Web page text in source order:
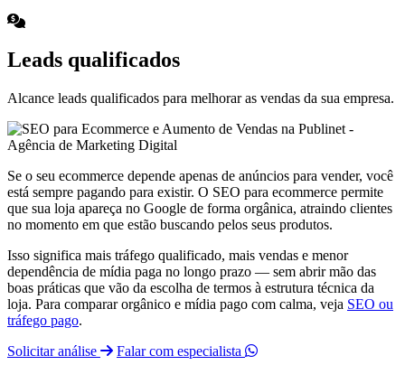
Leads qualificados
Alcance leads qualificados para melhorar as vendas da sua empresa.
Se o seu ecommerce depende apenas de anúncios para vender, você
está sempre pagando para existir. O SEO para ecommerce permite
que sua loja apareça no Google de forma orgânica, atraindo clientes
no momento em que estão buscando pelos seus produtos.
Isso significa mais tráfego qualificado, mais vendas e menor
dependência de mídia paga no longo prazo — sem abrir mão das
boas práticas que vão da escolha de termos à estrutura técnica da
loja. Para comparar orgânico e mídia pago com calma, veja SEO ou
tráfego pago.
Solicitar análise
Falar com especialista